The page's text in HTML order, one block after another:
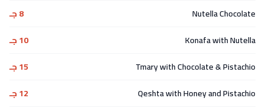
Nutella Chocolate
8 جـ
Konafa with Nutella
10 جـ
Tmary with Chocolate & Pistachio
15 جـ
Qeshta with Honey and Pistachio
12 جـ